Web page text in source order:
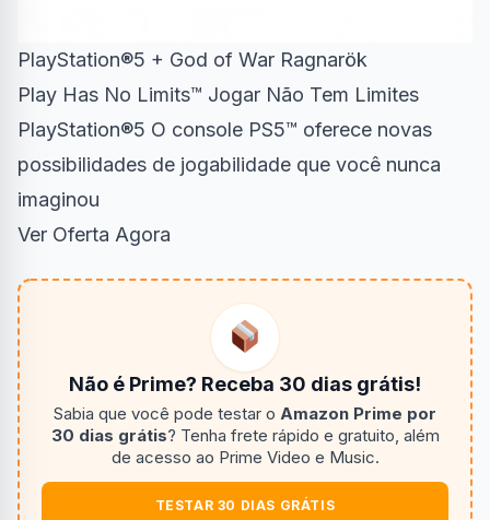
PlayStation®5 + God of War Ragnarök
Play Has No Limits™ Jogar Não Tem Limites
PlayStation®5 O console PS5™ oferece novas
possibilidades de jogabilidade que você nunca
imaginou
Ver Oferta Agora
Não é Prime? Receba 30 dias grátis!
Sabia que você pode testar o Amazon Prime por
30 dias grátis? Tenha frete rápido e gratuito, além
de acesso ao Prime Video e Music.
TESTAR 30 DIAS GRÁTIS